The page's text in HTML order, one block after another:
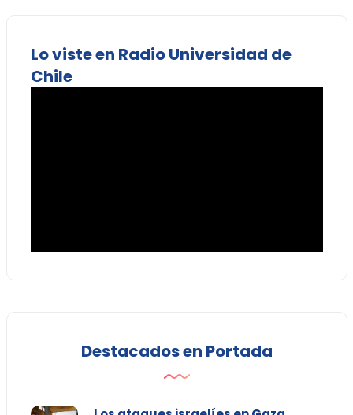
Lo viste en Radio Universidad de
Chile
Destacados en Portada